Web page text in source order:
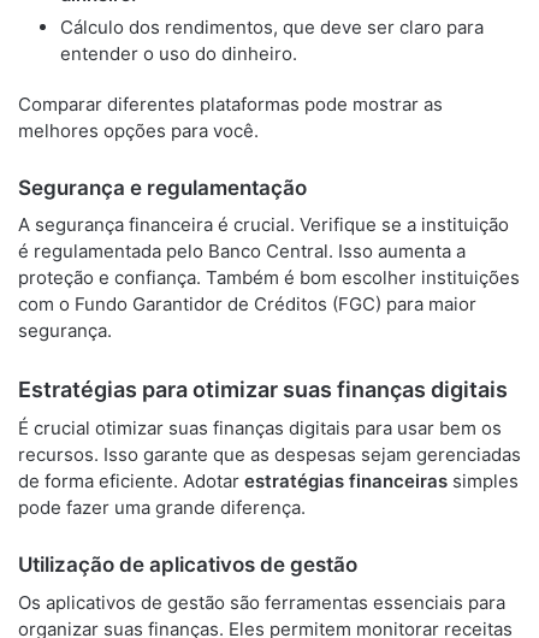
Cálculo dos rendimentos, que deve ser claro para
entender o uso do dinheiro.
Comparar diferentes plataformas pode mostrar as
melhores opções para você.
Segurança e regulamentação
A segurança financeira é crucial. Verifique se a instituição
é regulamentada pelo Banco Central. Isso aumenta a
proteção e confiança. Também é bom escolher instituições
com o Fundo Garantidor de Créditos (FGC) para maior
segurança.
Estratégias para otimizar suas finanças digitais
É crucial otimizar suas finanças digitais para usar bem os
recursos. Isso garante que as despesas sejam gerenciadas
de forma eficiente. Adotar estratégias financeiras simples
pode fazer uma grande diferença.
Utilização de aplicativos de gestão
Os aplicativos de gestão são ferramentas essenciais para
organizar suas finanças. Eles permitem monitorar receitas